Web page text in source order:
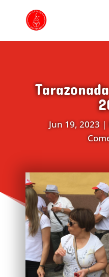
Jun 19, 2023|